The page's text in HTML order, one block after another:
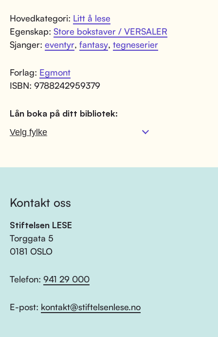
Hovedkategori: Litt å lese
Egenskap: Store bokstaver / VERSALER
Sjanger: eventyr, fantasy, tegneserier
Forlag: Egmont
ISBN: 9788242959379
Lån boka på ditt bibliotek:
Kontakt oss
Stiftelsen LESE
Torggata 5
0181 OSLO
Telefon: 941 29 000
E-post: kontakt@stiftelsenlese.no